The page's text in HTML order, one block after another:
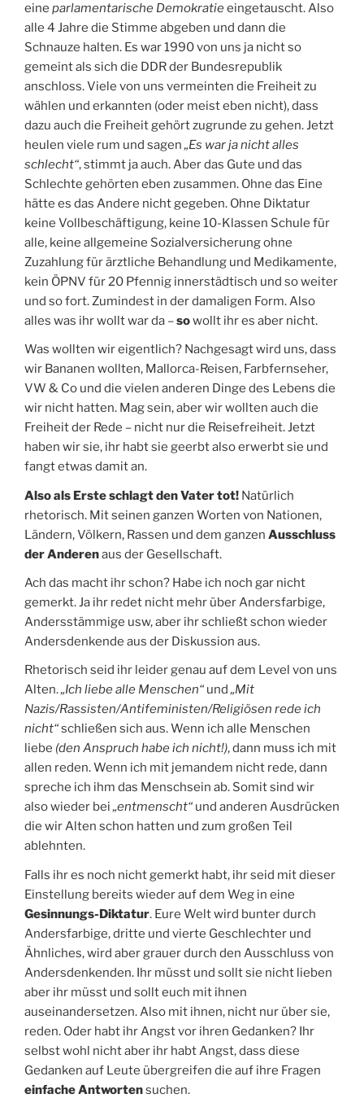
eine parlamentarische Demokratieeingetauscht. Also
alle 4 Jahre die Stimme abgeben und dann die
Schnauze halten. Es war 1990 von uns ja nicht so
gemeint als sich die DDR der Bundesrepublik
anschloss. Viele von uns vermeinten die Freiheit zu
wählen und erkannten (oder meist eben nicht), dass
dazu auch die Freiheit gehört zugrunde zu gehen. Jetzt
heulen viele rum und sagen„Es war ja nicht alles
schlecht“, stimmt ja auch. Aber das Gute und das
Schlechte gehörten eben zusammen. Ohne das Eine
hätte es das Andere nicht gegeben. Ohne Diktatur
keine Vollbeschäftigung, keine 10-Klassen Schule für
alle, keine allgemeine Sozialversicherung ohne
Zuzahlung für ärztliche Behandlung und Medikamente,
kein ÖPNV für 20 Pfennig innerstädtisch und so weiter
und so fort. Zumindest in der damaligen Form. Also
alles was ihr wollt war da –sowollt ihr es aber nicht.
Was wollten wir eigentlich? Nachgesagt wird uns, dass
wir Bananen wollten, Mallorca-Reisen, Farbfernseher,
VW & Co und die vielen anderen Dinge des Lebens die
wir nicht hatten. Mag sein, aber wir wollten auch die
Freiheit der Rede – nicht nur die Reisefreiheit. Jetzt
haben wir sie, ihr habt sie geerbt also erwerbt sie und
fangt etwas damit an.
Also als Erste schlagtden Vater tot! Natürlich
rhetorisch. Mit seinen ganzen Worten von Nationen,
Ländern, Völkern, Rassen und dem ganzen Ausschluss
der Anderenaus der Gesellschaft.
Ach das macht ihr schon? Habe ich noch gar nicht
gemerkt. Ja ihr redet nicht mehr über Andersfarbige,
Andersstämmige usw, aber ihr schließt schon wieder
Andersdenkende aus der Diskussion aus.
Rhetorisch seid ihr leider genau auf dem Level von uns
Alten.„Ich liebe alle Menschen“ und„Mit
Nazis/Rassisten/Antifeministen/Religiösen rede ich
nicht“schließen sich aus. Wenn ich alle Menschen
liebe (den Anspruch habe ich nicht!), dann muss ich mit
allen reden. Wenn ich mit jemandem nicht rede, dann
spreche ich ihm das Menschsein ab. Somit sind wir
also wieder bei„entmenscht“ und anderen Ausdrücken
die wir Alten schon hatten und zum großen Teil
ablehnten.
Falls ihr es noch nicht gemerkt habt, ihr seid mit dieser
Einstellung bereits wieder auf dem Weg in eine
Gesinnungs-Diktatur. Eure Welt wird bunter durch
Andersfarbige, dritte und vierte Geschlechter und
Ähnliches, wird aber grauer durch den Ausschluss von
Andersdenkenden. Ihr müsst und sollt sie nicht lieben
aber ihr müsst und sollt euch mit ihnen
auseinandersetzen. Also mit ihnen, nicht nur über sie,
reden. Oder habt ihr Angst vor ihren Gedanken? Ihr
selbst wohl nicht aber ihr habt Angst, dass diese
Gedanken auf Leute übergreifen die auf ihre Fragen
einfache Antwortensuchen.